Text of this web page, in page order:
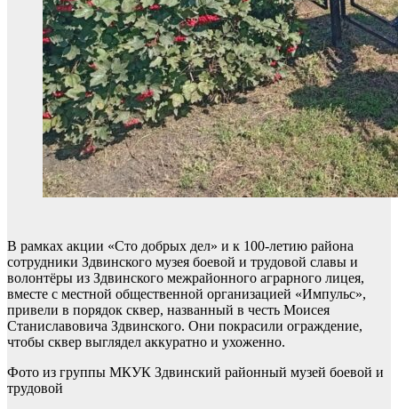
В рамках акции «Сто добрых дел» и к 100-летию района
сотрудники Здвинского музея боевой и трудовой славы и
волонтёры из Здвинского межрайонного аграрного лицея,
вместе с местной общественной организацией «Импульс»,
привели в порядок сквер, названный в честь Моисея
Станиславовича Здвинского. Они покрасили ограждение,
чтобы сквер выглядел аккуратно и ухоженно.
Фото из группы МКУК Здвинский районный музей боевой и
трудовой